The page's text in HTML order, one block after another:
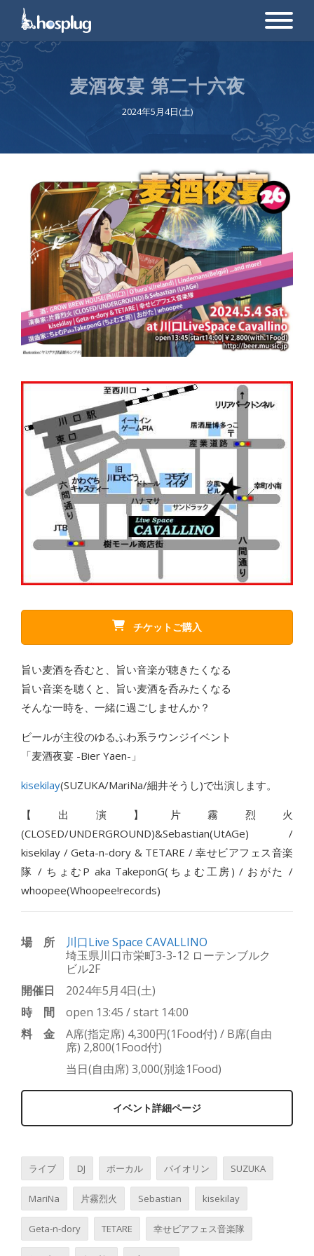
麦酒夜宴 第二十六夜
2024年5月4日(土)
チケットご購入
旨い麦酒を呑むと、旨い音楽が聴きたくなる
旨い音楽を聴くと、旨い麦酒を呑みたくなる
そんな一時を、一緒に過ごしませんか？
ビールが主役のゆるふわ系ラウンジイベント
「麦酒夜宴 -Bier Yaen-」
kisekilay(SUZUKA/MariNa/細井そうし)で出演します。
【出演】片霧烈火
(CLOSED/UNDERGROUND)&Sebastian(UtAGe) /
kisekilay / Geta-n-dory & TETARE / 幸せビアフェス音楽
隊 / ちょむP aka TakeponG(ちょむ工房) / おがた /
whoopee(Whoopee!records)
場所
川口Live Space CAVALLINO
埼玉県川口市栄町3-3-12 ローテンブルク
ビル2F
開催日
2024年5月4日(土)
時間
open 13:45 / start 14:00
料金
A席(指定席) 4,300円(1Food付) / B席(自由
席) 2,800(1Food付)
当日(自由席) 3,000(別途1Food)
イベント詳細ページ
ライブ DJ ボーカル バイオリン SUZUKA
MariNa 片霧烈火 Sebastian kisekilay
Geta-n-dory TETARE 幸せビアフェス音楽隊